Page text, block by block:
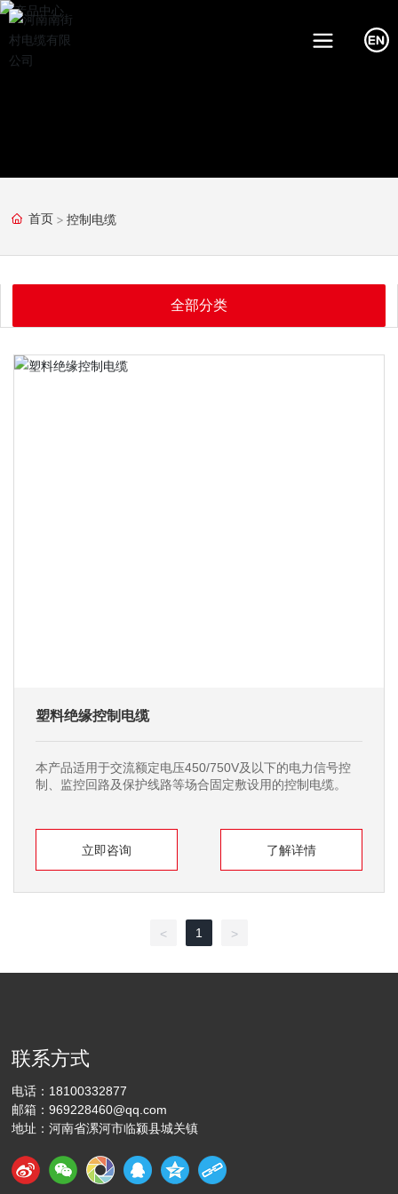
首页 控制电缆
全部分类
塑料绝缘控制电缆
本产品适用于交流额定电压450/750V及以下的电力信号控
制、监控回路及保护线路等场合固定敷设用的控制电缆。
立即咨询 了解详情
< 1 >
联系方式
电话： 18100332877
邮箱：969228460@qq.com
地址：河南省漯河市临颍县城关镇